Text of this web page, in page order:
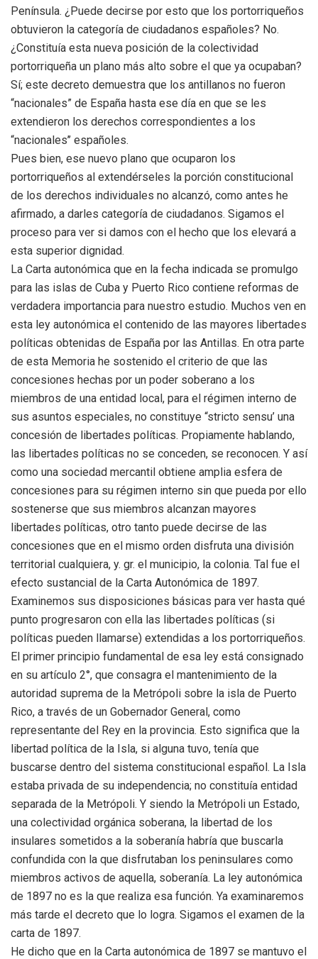
Península. ¿Puede decirse por esto que los portorriqueños
obtuvieron la categoría de ciudadanos españoles? No.
¿Constituía esta nueva posición de la colectividad
portorriqueña un plano más alto sobre el que ya ocupaban?
Sí; este decreto demuestra que los antillanos no fueron
“nacionales” de España hasta ese día en que se les
extendieron los derechos correspondientes a los
“nacionales’’ españoles.
Pues bien, ese nuevo plano que ocuparon los
portorriqueños al extendérseles la porción constitucional
de los derechos individuales no alcanzó, como antes he
afirmado, a darles categoría de ciudadanos. Sigamos el
proceso para ver si damos con el hecho que los elevará a
esta superior dignidad.
La Carta autonómica que en la fecha indicada se promulgo
para las islas de Cuba y Puerto Rico contiene reformas de
verdadera importancia para nuestro estudio. Muchos ven en
esta ley autonómica el contenido de las mayores libertades
políticas obtenidas de España por las Antillas. En otra parte
de esta Memoria he sostenido el criterio de que las
concesiones hechas por un poder soberano a los
miembros de una entidad local, para el régimen interno de
sus asuntos especiales, no constituye “stricto sensu’ una
concesión de libertades políticas. Propiamente hablando,
las libertades políticas no se conceden, se reconocen. Y así
como una sociedad mercantil obtiene amplia esfera de
concesiones para su régimen interno sin que pueda por ello
sostenerse que sus miembros alcanzan mayores
libertades políticas, otro tanto puede decirse de las
concesiones que en el mismo orden disfruta una división
territorial cualquiera, y. gr. el municipio, la colonia. Tal fue el
efecto sustancial de la Carta Autonómica de 1897.
Examinemos sus disposiciones básicas para ver hasta qué
punto progresaron con ella las libertades políticas (si
políticas pueden llamarse) extendidas a los portorriqueños.
El primer principio fundamental de esa ley está consignado
en su artículo 2°, que consagra el mantenimiento de la
autoridad suprema de la Metrópoli sobre la isla de Puerto
Rico, a través de un Gobernador General, como
representante del Rey en la provincia. Esto significa que la
libertad política de la Isla, si alguna tuvo, tenía que
buscarse dentro del sistema constitucional español. La Isla
estaba privada de su independencia; no constituía entidad
separada de la Metrópoli. Y siendo la Metrópoli un Estado,
una colectividad orgánica soberana, la libertad de los
insulares sometidos a la soberanía habría que buscarla
confundida con la que disfrutaban los peninsulares como
miembros activos de aquella, soberanía. La ley autonómica
de 1897 no es la que realiza esa función. Ya examinaremos
más tarde el decreto que lo logra. Sigamos el examen de la
carta de 1897.
He dicho que en la Carta autonómica de 1897 se mantuvo el